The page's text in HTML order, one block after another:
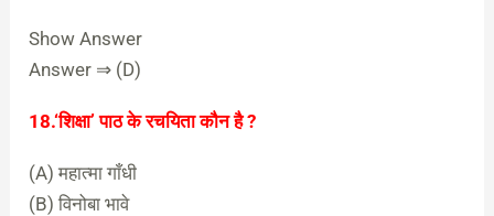
Show Answer
Answer ⇒ (D)
18.‘शिक्षा’ पाठ के रचयिता कौन है ?
(A) महात्मा गाँधी
(B) विनोबा भावे